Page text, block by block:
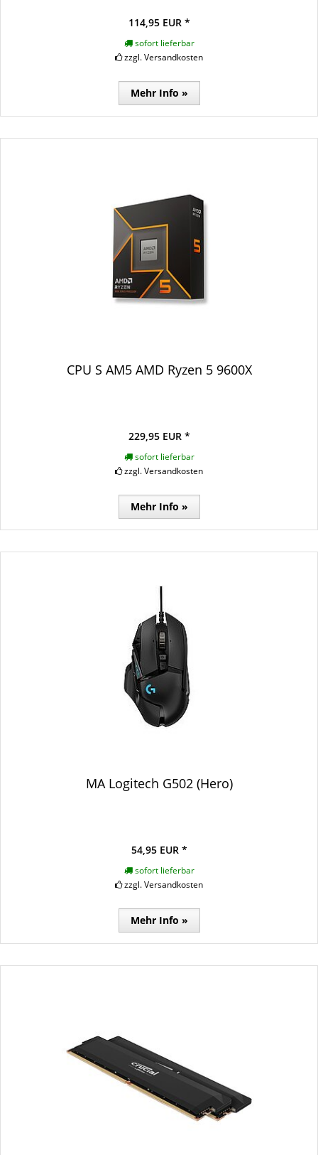
114,95 EUR *
sofort lieferbar
zzgl. Versandkosten
Mehr Info »
CPU S AM5 AMD Ryzen 5 9600X
229,95 EUR *
sofort lieferbar
zzgl. Versandkosten
Mehr Info »
MA Logitech G502 (Hero)
54,95 EUR *
sofort lieferbar
zzgl. Versandkosten
Mehr Info »